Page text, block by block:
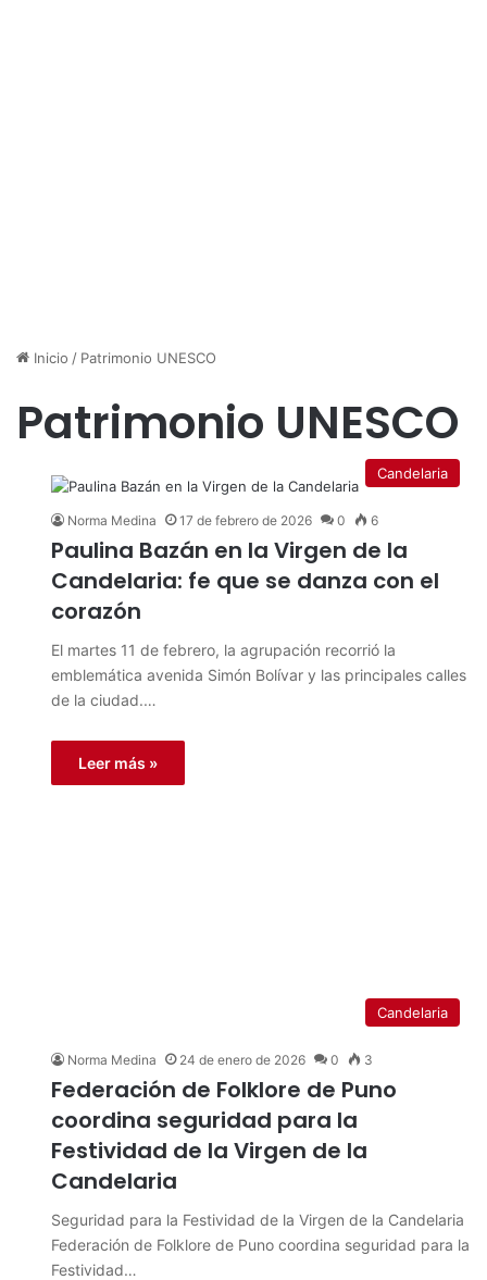
Inicio / Patrimonio UNESCO
Patrimonio UNESCO
Candelaria
Norma Medina 17 de febrero de 2026 0 6
Paulina Bazán en la Virgen de la
Candelaria: fe que se danza con el
corazón
El martes 11 de febrero, la agrupación recorrió la
emblemática avenida Simón Bolívar y las principales calles
de la ciudad.…
Leer más »
Candelaria
Norma Medina 24 de enero de 2026 0 3
Federación de Folklore de Puno
coordina seguridad para la
Festividad de la Virgen de la
Candelaria
Seguridad para la Festividad de la Virgen de la Candelaria
Federación de Folklore de Puno coordina seguridad para la
Festividad…